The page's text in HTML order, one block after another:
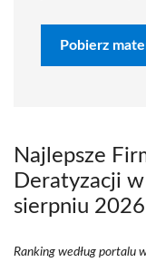
Pobierz
Najlepsze
Deratyzacji
sierpniu
Ranking według portalu